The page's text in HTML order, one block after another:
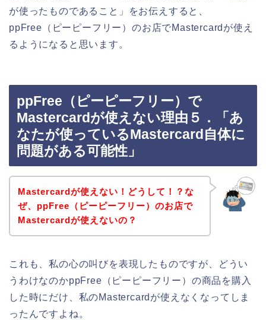
が使ったものであること」をお伝えすると、
ppFree（ピーピーフリー）のお店でMastercardが使え
るようになると思います。
ppFree（ピーピーフリー）で
Mastercardが使えない理由５．「あ
なたが使っているMastercard自体に
問題がある可能性」
Mastercardが使えない！どうして！？な
ぜ、ppFree（ピーピーフリー）のお店で
Mastercardが使えないの？
これも、私の心の叫びを表現したものですが、どうい
うわけなのかppFree（ピーピーフリー）の商品を購入
した時にだけ、私のMastercardが使えなくなってしま
ったんですよね。